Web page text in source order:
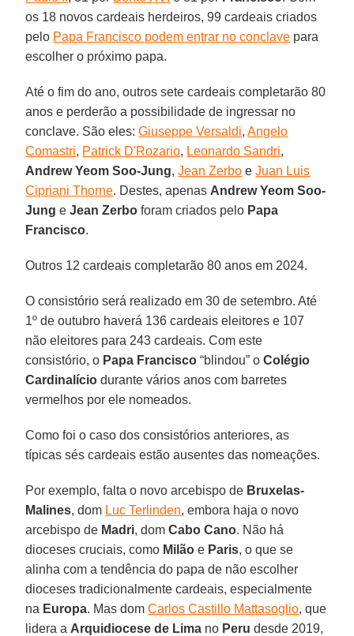
os 18 novos cardeais herdeiros, 99 cardeais criados
pelo Papa Francisco podem entrar no conclave para
escolher o próximo papa.
Até o fim do ano, outros sete cardeais completarão 80
anos e perderão a possibilidade de ingressar no
conclave. São eles:Giuseppe Versaldi,Angelo
Comastri, Patrick D'Rozario, Leonardo Sandri,
Andrew Yeom Soo-Jung,Jean Zerbo eJuan Luis
Cipriani Thorne. Destes, apenas Andrew Yeom Soo-
Jung eJean Zerbo foram criados pelo Papa
Francisco.
Outros 12 cardeais completarão 80 anos em 2024.
O consistório será realizado em 30 de setembro. Até
1º de outubro haverá 136 cardeais eleitores e 107
não eleitores para 243 cardeais. Com este
consistório, o Papa Francisco “blindou” oColégio
Cardinalíciodurante vários anos com barretes
vermelhos por ele nomeados.
Como foi o caso dos consistórios anteriores, as
típicas sés cardeais estão ausentes das nomeações.
Por exemplo, falta o novo arcebispo de Bruxelas-
Malines, dom Luc Terlinden, embora haja o novo
arcebispo de Madri, domCabo Cano. Não há
dioceses cruciais, como Milão e Paris, o que se
alinha com a tendência do papa de não escolher
dioceses tradicionalmente cardeais, especialmente
na Europa. Mas domCarlos Castillo Mattasoglio, que
lidera a Arquidiocese de Lima no Peru desde 2019,